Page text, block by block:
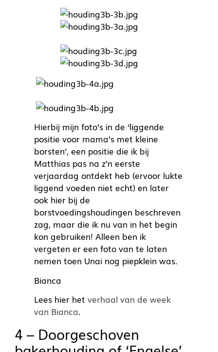
Hierbij mijn foto’s in de ‘liggende
positie voor mama’s met kleine
borsten’, een positie die ik bij
Matthias pas na z’n eerste
verjaardag ontdekt heb (ervoor lukte
liggend voeden niet echt) en later
ook hier bij de
borstvoedingshoudingen beschreven
zag, maar die ik nu van in het begin
kon gebruiken! Alleen ben ik
vergeten er een foto van te laten
nemen toen Unai nog piepklein was.
Bianca
Lees hier het verhaal van de week
van Bianca.
4 – Doorgeschoven